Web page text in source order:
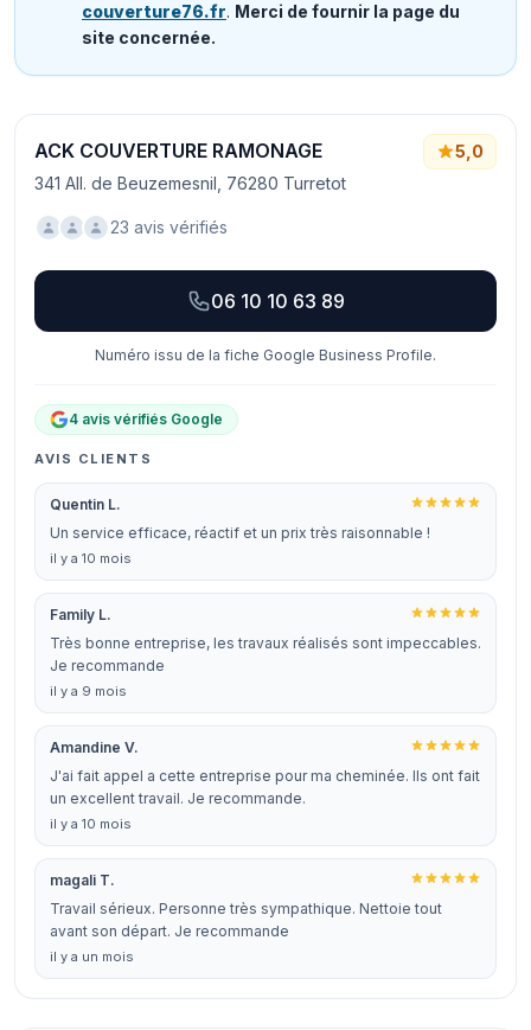
couverture76.fr. Merci de fournir la page du
site concernée.
ACK COUVERTURE RAMONAGE
341 All. de Beuzemesnil, 76280 Turretot
5,0
23 avis vérifiés
06 10 10 63 89
Numéro issu de la fiche Google Business Profile.
4 avis vérifiés Google
AVIS CLIENTS
Quentin L.
Un service efficace, réactif et un prix très raisonnable !
il y a 10 mois
Family L.
Très bonne entreprise, les travaux réalisés sont impeccables.
Je recommande
il y a 9 mois
Amandine V.
J'ai fait appel a cette entreprise pour ma cheminée. Ils ont fait
un excellent travail. Je recommande.
il y a 10 mois
magali T.
Travail sérieux. Personne très sympathique. Nettoie tout
avant son départ. Je recommande
il y a un mois